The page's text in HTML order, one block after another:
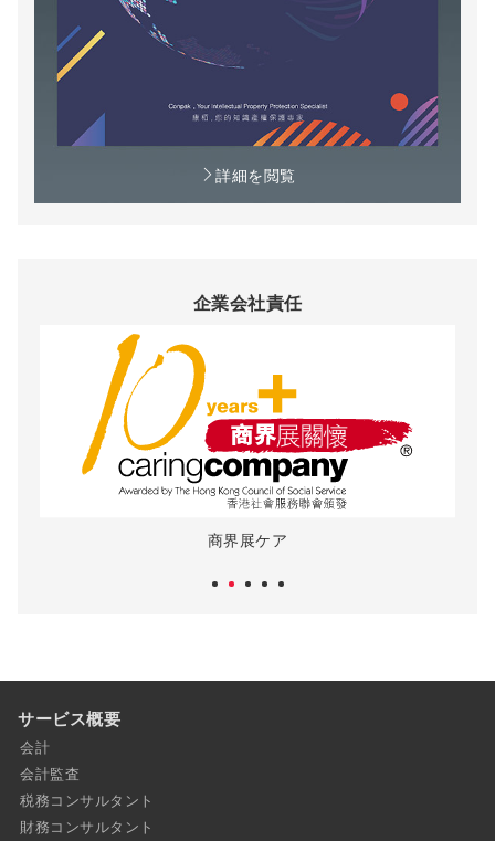
詳細を閲覧
企業会社責任
商界展ケア
サービス概要
会計
会計監査
税務コンサルタント
財務コンサルタント